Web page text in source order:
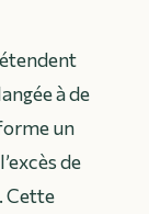
à de
un
de
Cette